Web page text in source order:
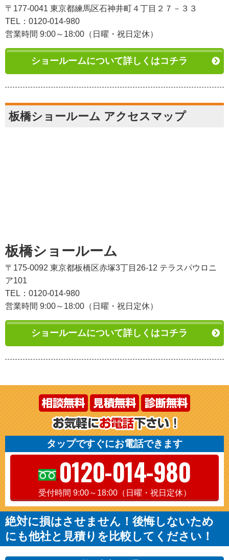
〒177-0041 東京都練馬区石神井町４丁目２７－３３
TEL：0120-014-980
営業時間 9:00～18:00（日曜・祝日定休）
ショールームについて詳しくはコチラ
板橋ショールーム アクセスマップ
板橋ショールーム
〒175-0092 東京都板橋区赤塚3丁目26-12 テラスパウロニ
ア101
TEL：0120-014-980
営業時間 9:00～18:00（日曜・祝日定休）
ショールームについて詳しくはコチラ
タップですぐにお電話できます
0120-014-980
受付時間 9:00～18:00（日曜・祝日定休）
絶対に損はさせません！後悔しないため
にも他社と見積りを比較してください！